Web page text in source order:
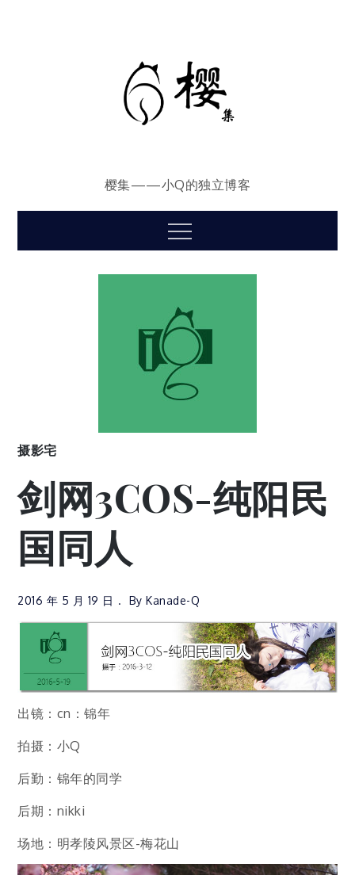
樱集——小Q的独立博客
Menu
摄影宅
剑网3COS-纯阳民
国同人
2016 年 5 月 19 日 ByKanade-Q
出镜：cn：锦年
拍摄：小Q
后勤：锦年的同学
后期：nikki
场地：明孝陵风景区-梅花山